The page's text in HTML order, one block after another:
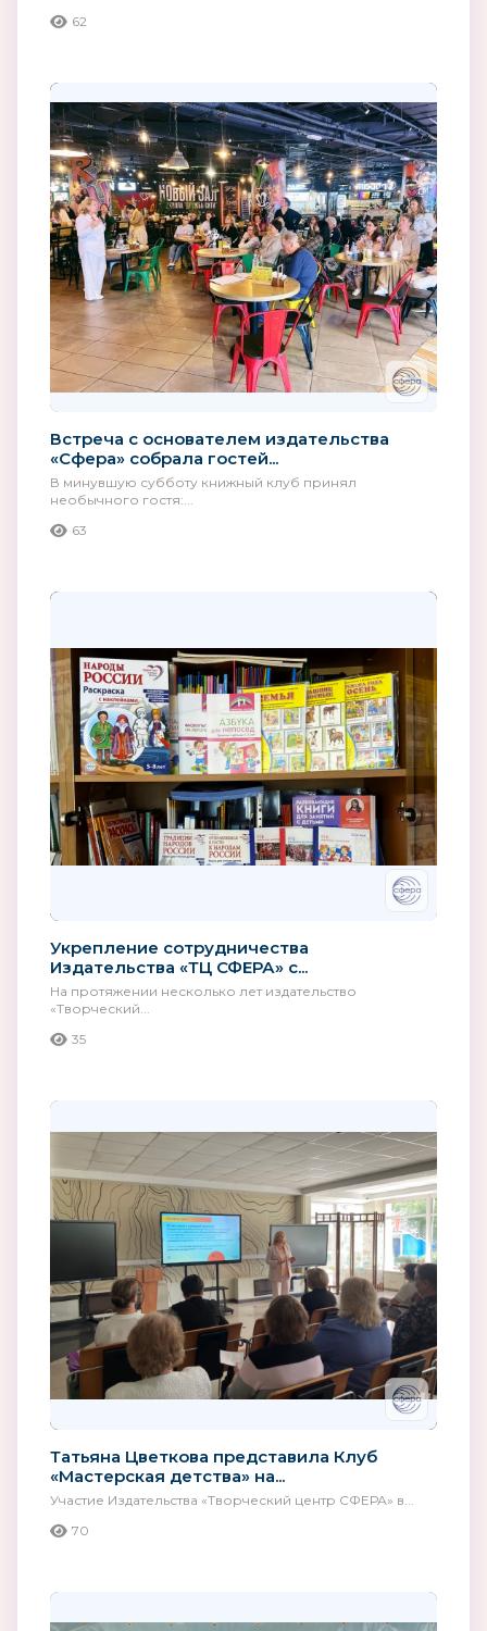
62
Встреча с основателем издательства
«Сфера» собрала гостей...
В минувшую субботу книжный клуб принял
необычного гостя:...
63
Укрепление сотрудничества
Издательства «ТЦ СФЕРА» с...
На протяжении несколько лет издательство
«Творческий...
35
Татьяна Цветкова представила Клуб
«Мастерская детства» на...
Участие Издательства «Творческий центр СФЕРА» в...
70